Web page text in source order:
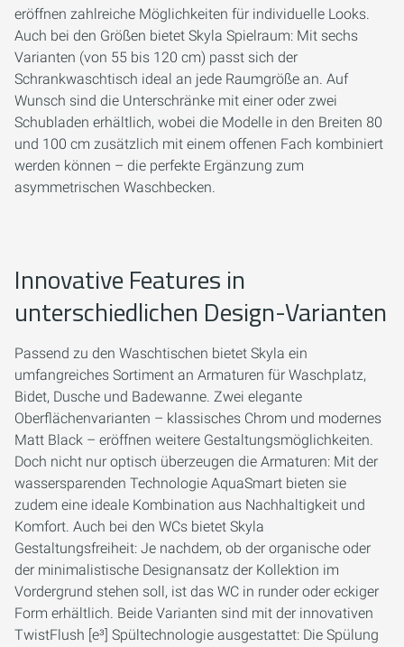
eröffnen zahlreiche Möglichkeiten für individuelle Looks.
Auch bei den Größen bietet Skyla Spielraum: Mit sechs
Varianten (von 55 bis 120 cm) passt sich der
Schrankwaschtisch ideal an jede Raumgröße an. Auf
Wunsch sind die Unterschränke mit einer oder zwei
Schubladen erhältlich, wobei die Modelle in den Breiten 80
und 100 cm zusätzlich mit einem offenen Fach kombiniert
werden können – die perfekte Ergänzung zum
asymmetrischen Waschbecken.
Innovative Features in
unterschiedlichen Design-Varianten
Passend zu den Waschtischen bietet Skyla ein
umfangreiches Sortiment an Armaturen für Waschplatz,
Bidet, Dusche und Badewanne. Zwei elegante
Oberflächenvarianten – klassisches Chrom und modernes
Matt Black – eröffnen weitere Gestaltungsmöglichkeiten.
Doch nicht nur optisch überzeugen die Armaturen: Mit der
wassersparenden Technologie AquaSmart bieten sie
zudem eine ideale Kombination aus Nachhaltigkeit und
Komfort. Auch bei den WCs bietet Skyla
Gestaltungsfreiheit: Je nachdem, ob der organische oder
der minimalistische Designansatz der Kollektion im
Vordergrund stehen soll, ist das WC in runder oder eckiger
Form erhältlich. Beide Varianten sind mit der innovativen
TwistFlush [e³] Spültechnologie ausgestattet: Die Spülung